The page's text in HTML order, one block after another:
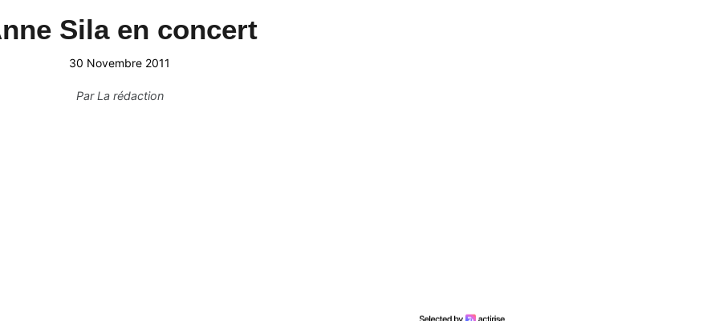
Sila en concert
30 Novembre 2011
ParLa rédaction